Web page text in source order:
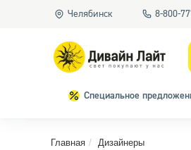
Челябинск 8-800-
Специальное
Светильники
Главная Дизайнеры